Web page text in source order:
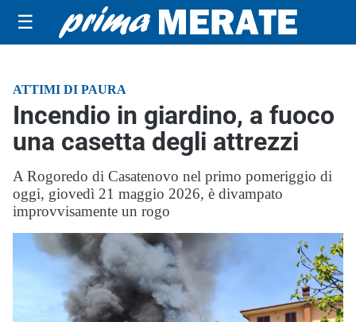
☰
ATTIMI DI PAURA
Incendio in giardino, a fuoco
una casetta degli attrezzi
A Rogoredo di Casatenovo nel primo pomeriggio di
oggi, giovedì 21 maggio 2026, è divampato
improvvisamente un rogo